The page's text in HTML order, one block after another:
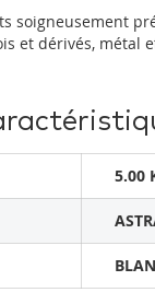
soigneusement
et dérivés, métal
5.00